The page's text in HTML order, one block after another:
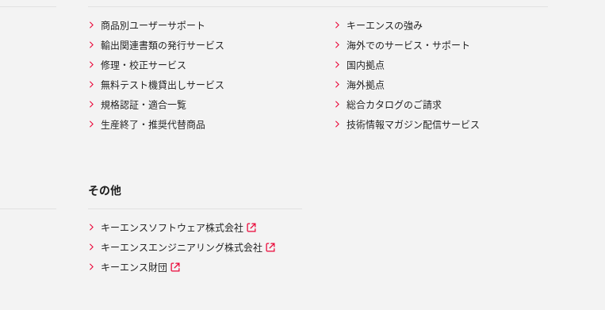
商品別ユーザーサポート
輸出関連書類の発行サービス
修理・校正サービス
無料テスト機貸出しサービス
規格認証・適合一覧
生産終了・推奨代替商品
キーエンスの強み
海外でのサービス・サポート
国内拠点
海外拠点
総合カタログのご請求
技術情報マガジン配信サービス
その他
キーエンスソフトウェア株式会社
キーエンスエンジニアリング株式会社
キーエンス財団